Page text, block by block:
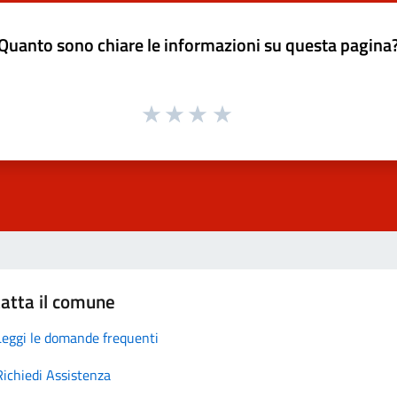
sono chiare le informazioni su questa
il comune
le domande frequenti
Assistenza